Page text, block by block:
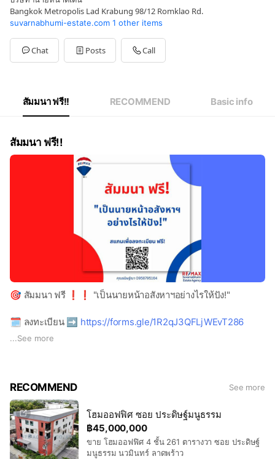
Bangkok Metropolis Lad Krabung 98/12 Romklao Rd.
suvarnabhumi-estate.com 1 other items
Chat Posts Call
สัมมนา ฟรี!! RECOMMEND Basic info
สัมมนา ฟรี!!
🎯 สัมมนา ฟรี ❗❗ "เป็นนายหน้าอสังหาฯอย่างไรให้ปัง!"
🗓 ลงทะเบียน ➡️ https://forms.gle/1R2qJ3QFLjWEvT286
...See more
RECOMMEND See more
฿45,000,000
โฮมออฟฟิศ ซอย ประดิษฐ์มนูธรรม
ขาย โฮมออฟฟิศ 4 ชั้น 261 ตารางวา ซอย ประดิษฐ์
มนูธรรม นวมินทร์ ลาดพร้าว